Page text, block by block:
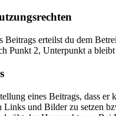
Beitrags erteilst du dem
Punkt 2, Unterpunkt a
eines Beitrags, dass er
Links und Bilder zu setzen